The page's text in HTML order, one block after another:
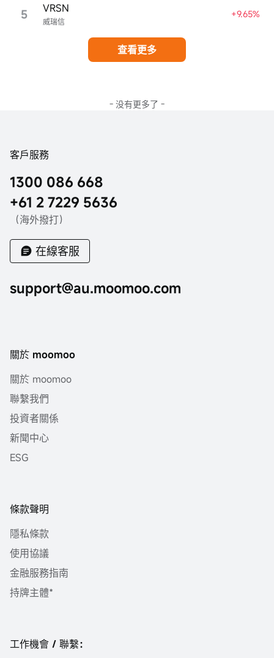
5 威瑞信
VRSN +9.65%
查看更多
- 没有更多了 -
客戶服務
1300 086 668
+61 2 7229 5636
（海外撥打）
在線客服
support@au.moomoo.com
關於 moomoo
關於 moomoo
聯繫我們
投資者關係
新聞中心
ESG
條款聲明
隱私條款
使用協議
金融服務指南
持牌主體*
工作機會 / 聯繫：